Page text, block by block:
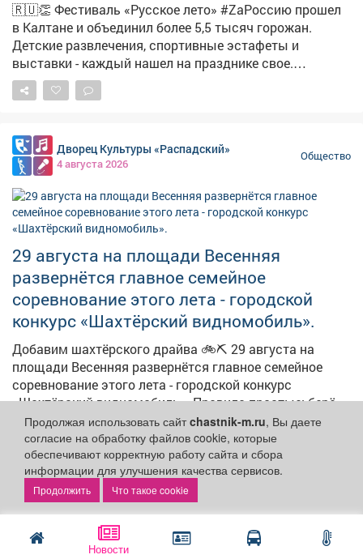
Новости
🇷🇺👏 Фестиваль «Русское лето» #ZaРоссию прошел
в Калтане и объединил более 5,5 тысяч горожан.
Детские развлечения, спортивные эстафеты и
выставки - каждый нашел на празднике свое.
Подробнее в сюжете наших коллег. #новости
#культура #фестиваль
Дворец Культуры «Распадский»
4 августа 2026
Общество
29 августа на площади Весенняя
развернётся главное семейное
соревнование этого лета - городской
конкурс «Шахтёрский видномобиль».
Добавим шахтёрского драйва 🚲⛏ 29 августа на
площади Весенняя развернётся главное семейное
соревнование этого лета - городской конкурс
«Шахтёрский видномобиль». Правила простые: берёте
детский транспорт (велосипед, самокат, коляску,
беговел), включаете фантазию и превращаете его в
карьерный самосвал, экскаватор, бульдозер или
вагонетку. Костюмы, декорации, группы поддержки -
всё только приветствуется. Главное - не скорость, а
ждут призы и дипломы. 🗓 29 августа, 18:00 📍
Площадь Весенняя 📎 Заявки до 20 августа на почту
Продолжая использовать сайтchastnik-m.ru, Вы даете
согласие на обработку файлов cookie, которые
обеспечивают корректную работу сайта и сбора
информации для улучшения качества сервисов.
Что такое cookie